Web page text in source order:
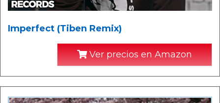
Imperfect (Tiben Remix)
Ver precios en Amazon